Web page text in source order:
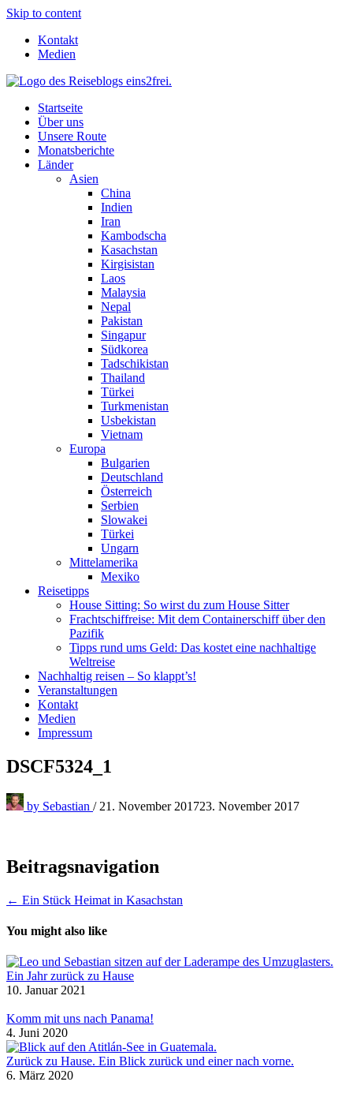
Skip to content
Kontakt
Medien
Startseite
Über uns
Unsere Route
Monatsberichte
Länder
Asien
China
Indien
Iran
Kambodscha
Kasachstan
Kirgisistan
Laos
Malaysia
Nepal
Pakistan
Singapur
Südkorea
Tadschikistan
Thailand
Türkei
Turkmenistan
Usbekistan
Vietnam
Europa
Bulgarien
Deutschland
Österreich
Serbien
Slowakei
Türkei
Ungarn
Mittelamerika
Mexiko
Reisetipps
House Sitting: So wirst du zum House Sitter
Frachtschiffreise: Mit dem Containerschiff über den
Pazifik
Tipps rund ums Geld: Das kostet eine nachhaltige
Weltreise
Nachhaltig reisen – So klappt’s!
Veranstaltungen
Kontakt
Medien
Impressum
DSCF5324_1
by Sebastian / 21. November 201723. November 2017
Beitragsnavigation
← Ein Stück Heimat in Kasachstan
You might also like
Ein Jahr zurück zu Hause
10. Januar 2021
Komm mit uns nach Panama!
4. Juni 2020
Zurück zu Hause. Ein Blick zurück und einer nach vorne.
6. März 2020